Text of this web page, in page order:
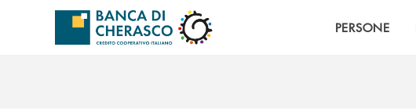
Salta al contenuto principale
PERSONE